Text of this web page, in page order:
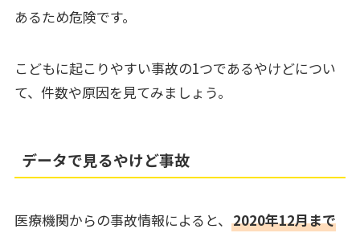
あるため危険です。
こどもに起こりやすい事故の1つであるやけどについ
て、件数や原因を見てみましょう。
データで見るやけど事故
医療機関からの事故情報によると、 2020年12月まで